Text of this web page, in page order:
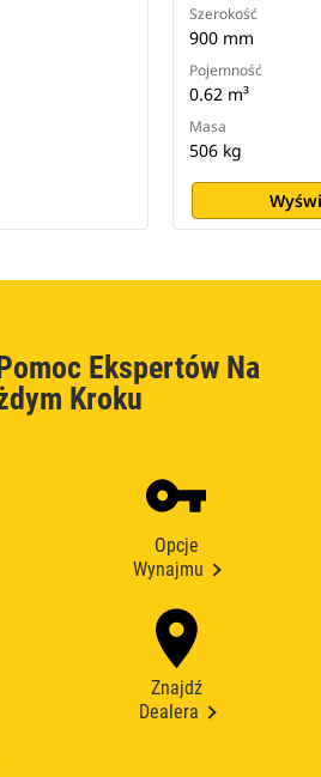
Szerokość
900 mm
Pojemność
0.62 m³
Masa
506 kg
Ekspertów Na
Kroku
Opcje
Wynajmu
Znajdź
Dealera